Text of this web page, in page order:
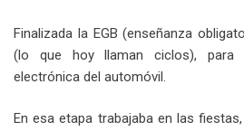
Finalizada la EGB (enseñanza
(lo que hoy llaman ciclos), para
electrónica del automóvil.
En esa etapa trabajaba en las